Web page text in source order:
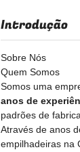
Introdução
Sobre Nós
Quem Somos
Somos uma
anos de
padrões de
Através de anos
empilhadeiras na